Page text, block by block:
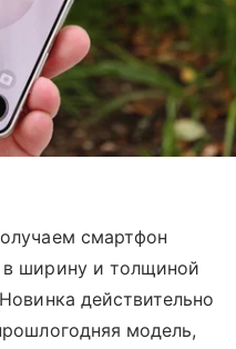
смартфон
ширину и толщиной
действительно
модель,